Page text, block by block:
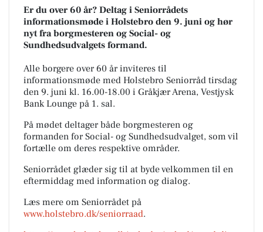
Er du over 60 år? Deltag i Seniorrådets
informationsmøde i Holstebro den 9. juni og hør
nyt fra borgmesteren og Social- og
Sundhedsudvalgets formand.
Alle borgere over 60 år inviteres til
informationsmøde med Holstebro Seniorråd tirsdag
den 9. juni kl. 16.00-18.00 i Gråkjær Arena, Vestjysk
Bank Lounge på 1. sal.
På mødet deltager både borgmesteren og
formanden for Social- og Sundhedsudvalget, som vil
fortælle om deres respektive områder.
Seniorrådet glæder sig til at byde velkommen til en
eftermiddag med information og dialog.
Læs mere om Seniorrådet på
www.holstebro.dk/seniorraad.